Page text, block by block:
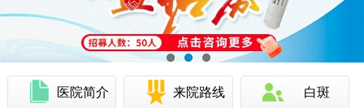
医院简介 来院路线 白斑